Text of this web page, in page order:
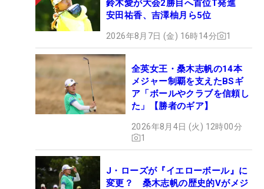
鈴木愛が大会2勝目へ首位T発進
安田祐香、吉澤柚月ら5位
2026年8月7日 (金) 16時14分 1
全英女王・桑木志帆の14本
メジャー制覇を支えたBSギ
ア「ボールやクラブを信頼し
た」【勝者のギア】
2026年8月4日 (火) 12時00分
1
J・ローズが『イエローボール』に
変更？ 桑木志帆の歴史的Vがメジ